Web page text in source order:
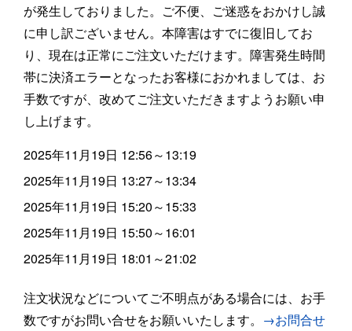
が発生しておりました。ご不便、ご迷惑をおかけし誠
に申し訳ございません。本障害はすでに復旧してお
り、現在は正常にご注文いただけます。障害発生時間
帯に決済エラーとなったお客様におかれましては、お
手数ですが、改めてご注文いただきますようお願い申
し上げます。
2025年11月19日 12:56～13:19
2025年11月19日 13:27～13:34
2025年11月19日 15:20～15:33
2025年11月19日 15:50～16:01
2025年11月19日 18:01～21:02
注文状況などについてご不明点がある場合には、お手
数ですがお問い合せをお願いいたします。 →お問合せ